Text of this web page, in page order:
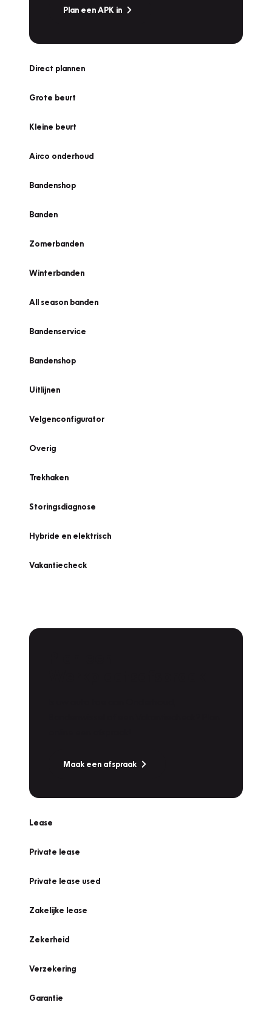
Plan een APK in
Direct plannen
Grote beurt
Kleine beurt
Airco onderhoud
Bandenshop
Banden
Zomerbanden
Winterbanden
All season banden
Bandenservice
Bandenshop
Uitlijnen
Velgenconfigurator
Overig
Trekhaken
Storingsdiagnose
Hybride en elektrisch
Vakantiecheck
Maak een afspraak
Lease
Private lease
Private lease used
Zakelijke lease
Zekerheid
Verzekering
Garantie